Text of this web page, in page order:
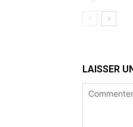
LAISSER